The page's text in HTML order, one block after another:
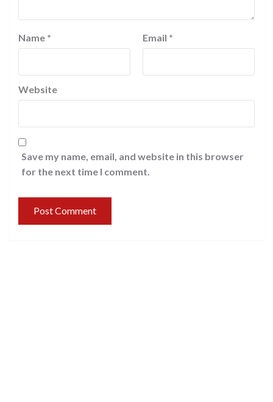
Name * Email *
Website
Save my name, email, and website in this browser
for the next time I comment.